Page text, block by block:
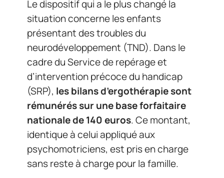
Le dispositif qui a le plus changé la
situation concerne les enfants
présentant des troubles du
neurodéveloppement (TND). Dans le
cadre du Service de repérage et
d’intervention précoce du handicap
(SRP), les bilans d’ergothérapie sont
rémunérés sur une base forfaitaire
nationale de 140 euros. Ce montant,
identique à celui appliqué aux
psychomotriciens, est pris en charge
sans reste à charge pour la famille.